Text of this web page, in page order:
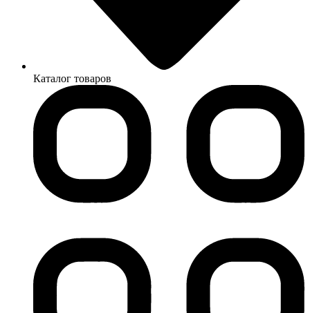
Каталог товаров